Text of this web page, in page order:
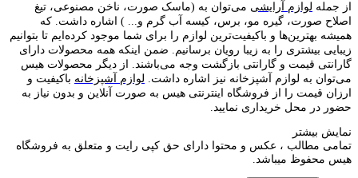
از جمله لوازم آرایشی می‌توان به (ماسک صورت، ناخن مصنوعی، تیغ
اصلاح صورت، گیره مو، برس، کیسه آب گرم و... ) اشاره داشت. که
همیشه بهترین‌ها و باکیفیت‌ترین لوازم را برای شما موجود کرده‌ایم تا بتوانیم
زیبایی بیشتری را به زیبا رویان برسانیم. ضمن اینکه همه محصولات دارای
گارانتی قیمت و گارانتی بازگشت وجه می‌باشند. از دیگر محصولات هیس
می‌توان به لوازم آشپزخانه نیز اشاره داشت. لوازم آشپزخانه باکیفیت و
ارزان قیمت را از فروشگاه اینترنتی هیس به صورت آنلاین و بدون نیاز به
حضور در محل خریداری نمایید.
نمایش بیشتر
تمامی مطالب ، عکس و محتوا دارای حق کپی رایت و متعلق به فروشگاه
هیس محفوظ میباشد.